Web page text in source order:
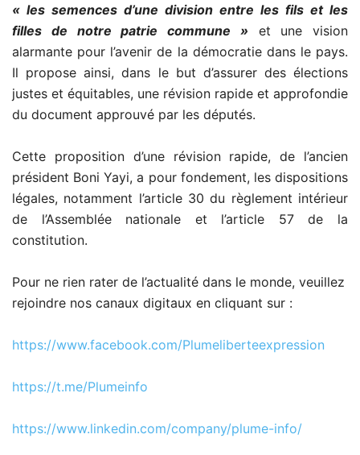
« les semences d’une division entre les fils et les
filles de notre patrie commune » et une vision
alarmante pour l’avenir de la démocratie dans le pays.
Il propose ainsi, dans le but d’assurer des élections
justes et équitables, une révision rapide et approfondie
du document approuvé par les députés.
Cette proposition d’une révision rapide, de l’ancien
président Boni Yayi, a pour fondement, les dispositions
légales, notamment l’article 30 du règlement intérieur
de l’Assemblée nationale et l’article 57 de la
constitution.
Pour ne rien rater de l’actualité dans le monde, veuillez
rejoindre nos canaux digitaux en cliquant sur :
https://www.facebook.com/Plumeliberteexpression
https://t.me/Plumeinfo
https://www.linkedin.com/company/plume-info/